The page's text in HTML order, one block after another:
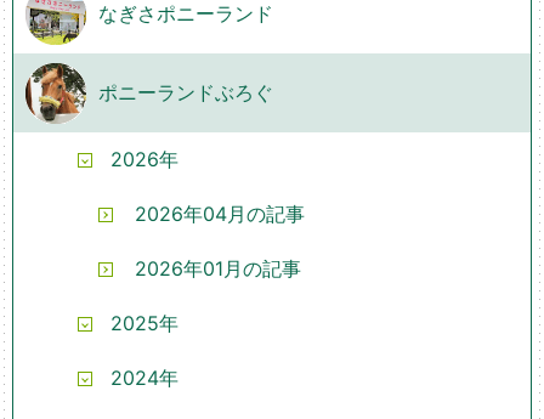
なぎさポニーランド
ポニーランドぶろぐ
2026年
2026年04月の記事
2026年01月の記事
2025年
2024年